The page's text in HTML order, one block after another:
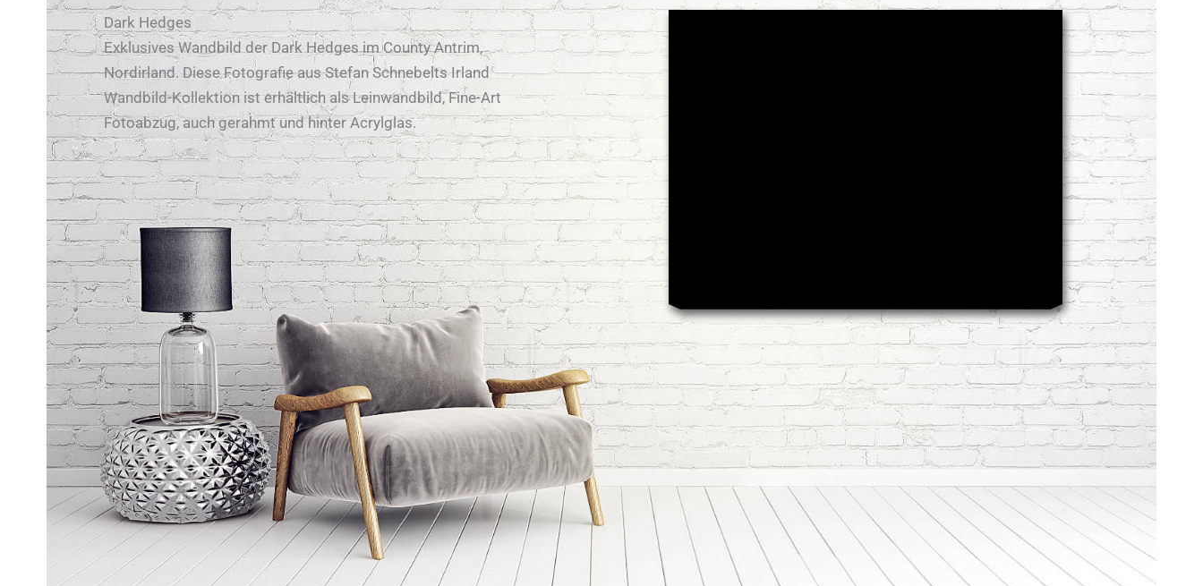
Dark Hedges
Exklusives Wandbild der Dark Hedges im County Antrim,
Nordirland. Diese Fotografie aus Stefan Schnebelts Irland
Wandbild-Kollektion ist erhältlich als Leinwandbild, Fine-Art
Fotoabzug, auch gerahmt und hinter Acrylglas.